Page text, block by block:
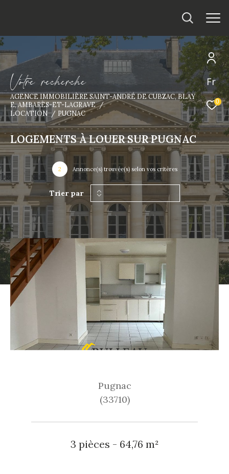
Fr
0
Votre recherche
AGENCE IMMOBILIÈRE SAINT-ANDRÉ DE CUBZAC, BLAY
E, AMBARÈS-ET-LAGRAVE
LOCATION
PUGNAC
LOGEMENTS À LOUER SUR PUGNAC
2 Annonce(s) trouvée(s) selon vos critères
Trier par
Pugnac
(33710)
3 pièces - 64,76 m²